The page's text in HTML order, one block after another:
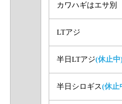
カワハギはエサ別
LTアジ
半日LTアジ(休止中
半日シロギス(休止